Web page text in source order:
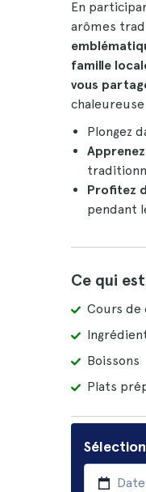
En
arômes
famille
vous
Plongez
Profitez
pendant
Ce qui
Cours de
Boissons
Plats